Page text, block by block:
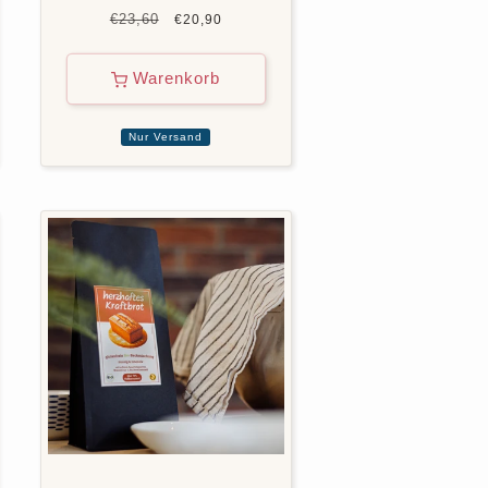
Normaler
€23,60 Verkaufspreis
€20,90
Warenkorb
Nur Versand